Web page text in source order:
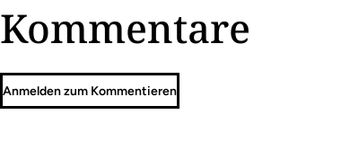
Kommentare
Anmelden zum Kommentieren